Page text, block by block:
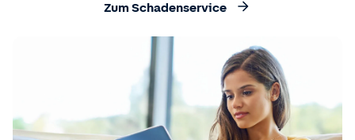
Zum Schadenservice